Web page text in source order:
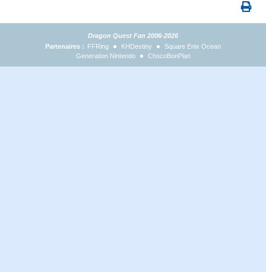
Dragon Quest Fan 2006-2026
Partenaires : FFRing KHDestiny
Square Enix Ocean
Generation Nintendo
ChocoBonPlan